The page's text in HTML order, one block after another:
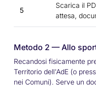
5
Scarica il
attesa,
Metodo 2 — Allo
Recandosi fisicamente
Territorio dell'AdE (o
nei Comuni). Serve un